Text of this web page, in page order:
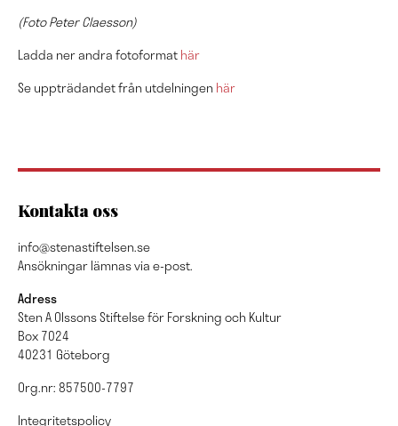
(Foto Peter Claesson)
Ladda ner andra fotoformathär
Se uppträdandet från utdelningenhär
Kontakta oss
info@stenastiftelsen.se
Ansökningar lämnas via e-post.
Adress
Sten A Olssons Stiftelse för Forskning och Kultur
Box 7024
40231 Göteborg
Org.nr: 857500-7797
Integritetspolicy